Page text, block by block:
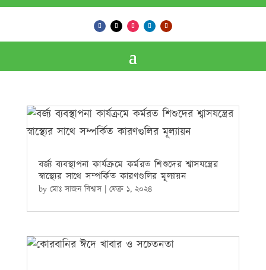
বর্জ্য ব্যবস্থাপনা কার্যক্রমে কর্মরত শিশুদের শ্বাসযন্ত্রের
স্বাস্থ্যের সাথে সম্পর্কিত কারণগুলির মূল্যায়ন
by মোঃ সাজন বিশ্বাস| ফেব্রু ১, ২০২৪